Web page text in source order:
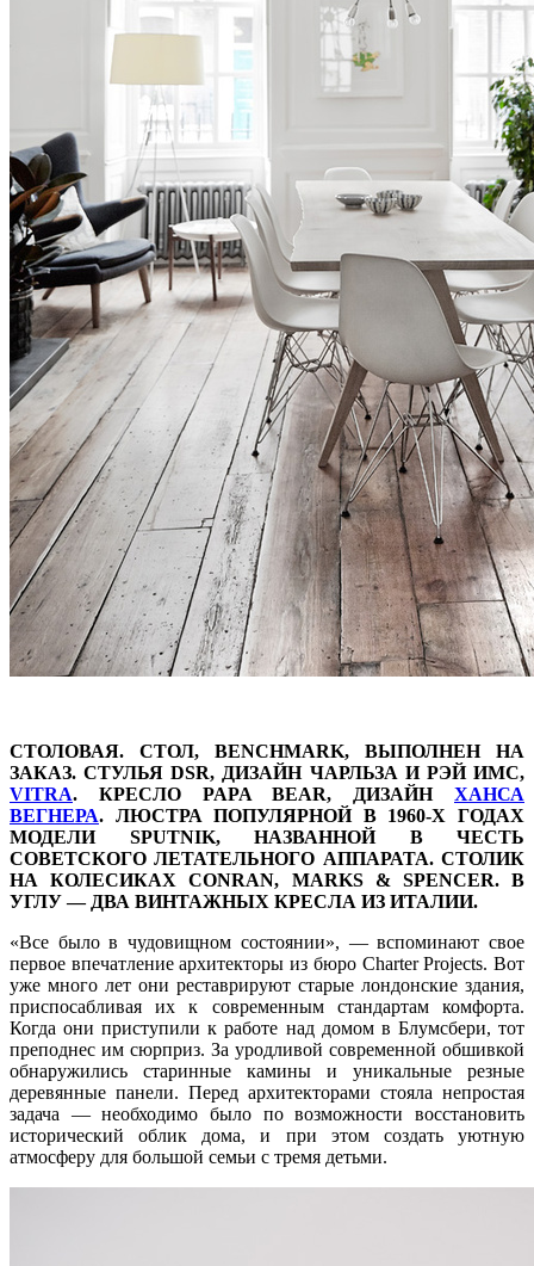
СТОЛОВАЯ. СТОЛ, BENCHMARK, ВЫПОЛНЕН НА
ЗАКАЗ. СТУЛЬЯ DSR, ДИЗАЙН ЧАРЛЬЗА И РЭЙ ИМС,
VITRA. КРЕСЛО PAPA BEAR, ДИЗАЙН ХАНСА
ВЕГНЕРА. ЛЮСТРА ПОПУЛЯРНОЙ В 1960-Х ГОДАХ
МОДЕЛИ SPUTNIK, НАЗВАННОЙ В ЧЕСТЬ
СОВЕТСКОГО ЛЕТАТЕЛЬНОГО АППАРАТА. СТОЛИК
НА КОЛЕСИКАХ CONRAN, MARKS & SPENCER. В
УГЛУ — ДВА ВИНТАЖНЫХ КРЕСЛА ИЗ ИТАЛИИ.
«Все было в чудовищном состоянии», — вспоминают свое
первое впечатление архитекторы из бюро Charter Projects. Вот
уже много лет они реставрируют старые лондонские здания,
приспосабливая их к современным стандартам комфорта.
Когда они приступили к работе над домом в Блумсбери, тот
преподнес им сюрприз. За уродливой современной обшивкой
обнаружились старинные камины и уникальные резные
деревянные панели. Перед архитекторами стояла непростая
задача — необходимо было по возможности восстановить
исторический облик дома, и при этом создать уютную
атмосферу для большой семьи с тремя детьми.